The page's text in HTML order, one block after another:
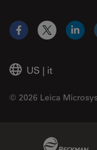
US | it
© 2026 Leica
Facebook
X